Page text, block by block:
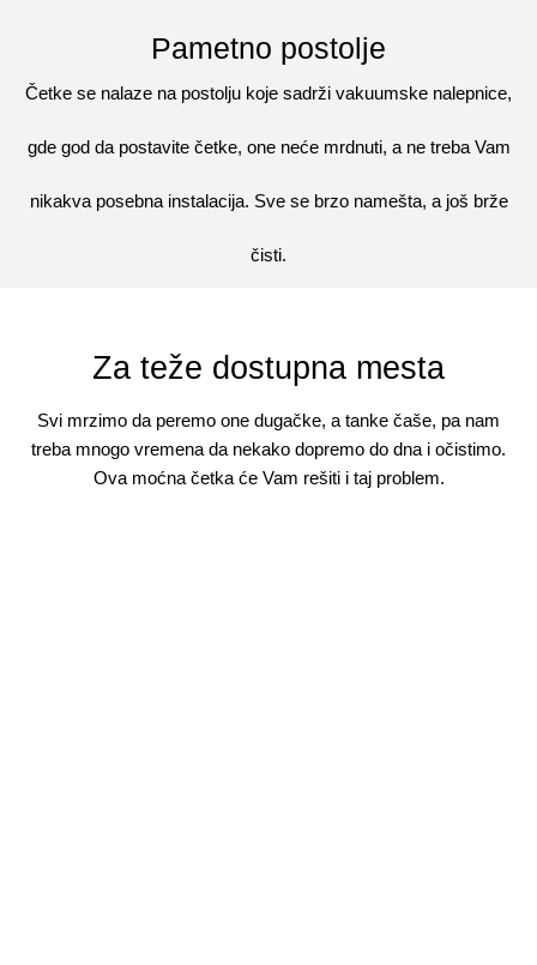
Pametno postolje
Četke se nalaze na postolju koje sadrži vakuumske nalepnice,
gde god da postavite četke, one neće mrdnuti, a ne treba Vam
nikakva posebna instalacija. Sve se brzo namešta, a još brže
čisti.
Za teže dostupna mesta
Svi mrzimo da peremo one dugačke, a tanke čaše, pa nam
treba mnogo vremena da nekako dopremo do dna i očistimo.
Ova moćna četka će Vam rešiti i taj problem.